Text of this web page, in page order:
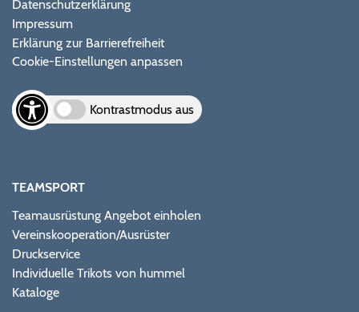
Datenschutzerklärung
Impressum
Erklärung zur Barrierefreiheit
Cookie-Einstellungen anpassen
Kontrastmodus aus
TEAMSPORT
Teamausrüstung Angebot einholen
Vereinskooperation/Ausrüster
Druckservice
Individuelle Trikots von hummel
Kataloge